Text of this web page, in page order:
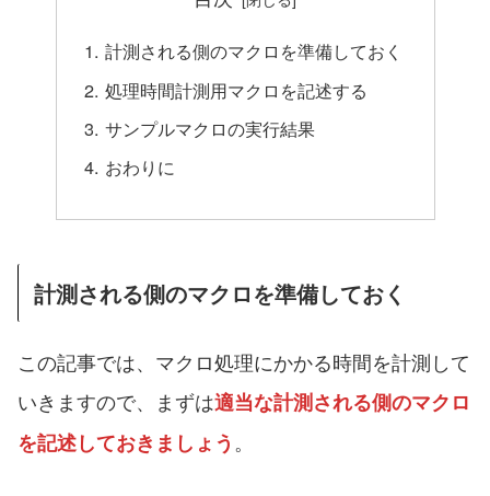
計測される側のマクロを準備しておく
処理時間計測用マクロを記述する
サンプルマクロの実行結果
おわりに
計測される側のマクロを準備しておく
この記事では、マクロ処理にかかる時間を計測して
いきますので、まずは適当な計測される側のマクロ
を記述しておきましょう。